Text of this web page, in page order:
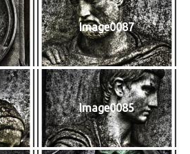
Image0087
Image0085